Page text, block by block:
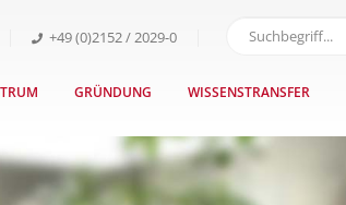
+49 (0)2152 / 2029-0
GRÜNDUNG WISSENSTRANSFER